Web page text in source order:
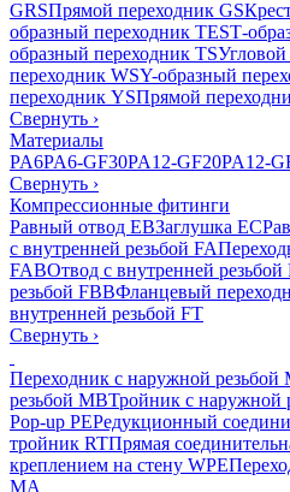
GRSПрямой переходник GS
образный переходник TESТ-
образный переходник TS
переходник WSY-образный
переходник YSПрямой
Свернуть ›
Материалы
PA6PA6-GF30PA12-GF20PA12-
Свернуть ›
Компрессионные фитинги
Равный отвод EBЗаглушка EC
с внутренней резьбой FA
FABОтвод с внутренней резьбой
резьбой FBBФланцевый
внутренней резьбой FT
Свернуть ›
Переходник с наружной резьбой
резьбой MBТройник с наружной
Pop-up PEРедукционный
тройник RTПрямая
креплением на стену WPE
MA